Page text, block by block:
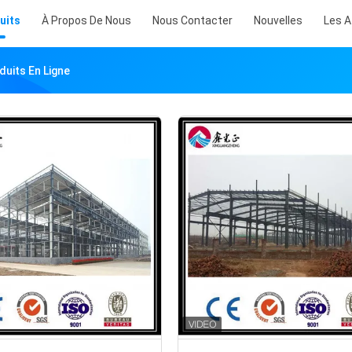
À Propos De Nous Nous Contacter Nouvelles Les
En Ligne